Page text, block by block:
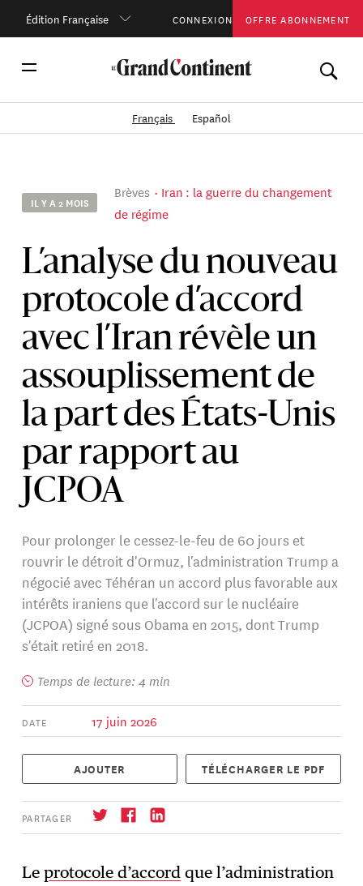
Édition Française CONNEXION OFFRE ABONNEMENT
Français Español
IL Y A 2 MOIS
Brèves
Iran : la guerre du changement
de régime
L’analyse du nouveau
protocole d’accord
avec l’Iran révèle un
assouplissement de
la part des États-Unis
par rapport au
JCPOA
Pour prolonger le cessez-le-feu de 60 jours et
rouvrir le détroit d'Ormuz, l'administration Trump a
négocié avec Téhéran un accord plus favorable aux
intérêts iraniens que l'accord sur le nucléaire
(JCPOA) signé sous Obama en 2015, dont Trump
s'était retiré en 2018.
Temps de lecture: 4 min
DATE 17 juin 2026
AJOUTER TÉLÉCHARGER LE PDF
PARTAGER
Leprotocole d’accord que l’administration